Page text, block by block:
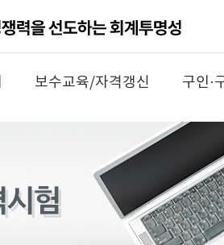
보수교육/자격갱신 구인·